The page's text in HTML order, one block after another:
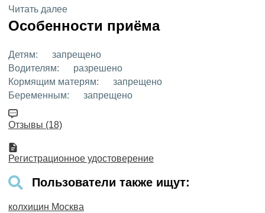
Читать далее
Особенности приёма
Детям:
запрещено
Водителям:
разрешено
Кормящим матерям:
запрещено
Беременным:
запрещено
Отзывы (18)
Регистрационное удостоверение
Пользователи также ищут:
колхицин Москва